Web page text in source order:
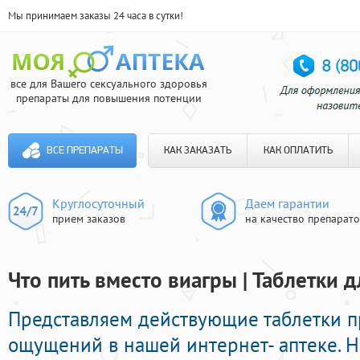
Мы принимаем заказы 24 часа в сутки!
все для Вашего сексуального здоровья
препараты для повышения потенции
ВСЕ ПРЕПАРАТЫ КАК ЗАКАЗАТЬ КАК ОПЛАТИТЬ
Круглосуточный
прием заказов
Даем гарантии
на качество
Что пить вместо виагры | Таблетки
Представляем действующие
ощущений в нашей интернет- аптеке.